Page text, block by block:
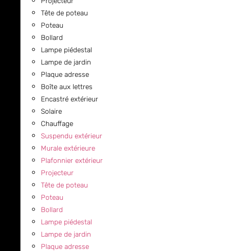
Tête de poteau
Poteau
Bollard
Lampe piédestal
Lampe de jardin
Plaque adresse
Boîte aux lettres
Encastré extérieur
Solaire
Chauffage
Suspendu extérieur
Murale extérieure
Plafonnier extérieur
Projecteur
Tête de poteau
Poteau
Bollard
Lampe piédestal
Lampe de jardin
Plaque adresse